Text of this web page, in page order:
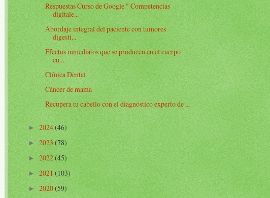
Respuestas Curso de Google " Competencias
digitale...
Abordaje integral del paciente con tumores
digesti...
Efectos inmediatos que se producen en el cuerpo
cu...
Clínica Dental
Cáncer de mama
Recupera tu cabello con el diagnóstico experto de ...
►2024(46)
►2023(78)
►2022(45)
►2021(103)
►2020(59)